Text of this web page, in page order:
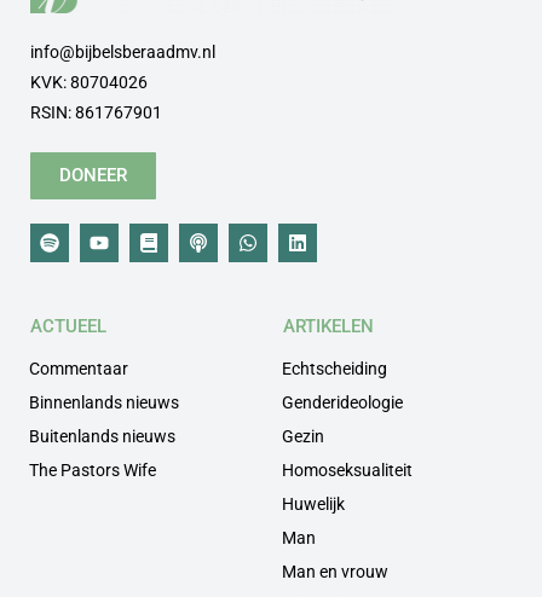
info@bijbelsberaadmv.nl
KVK: 80704026
RSIN: 861767901
DONEER
ACTUEEL
Commentaar
Binnenlands nieuws
Buitenlands nieuws
The Pastors Wife
ARTIKELEN
Echtscheiding
Genderideologie
Gezin
Homoseksualiteit
Huwelijk
Man
Man en vrouw